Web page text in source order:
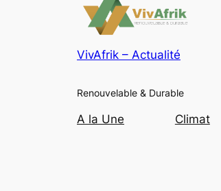
VivAfrik – Actualité
Renouvelable & Durable
A la Une Climat